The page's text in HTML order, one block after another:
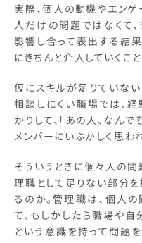
実際、個人の動機やエンゲ
人だけの問題ではなくて
影響し合って表出する結果
にきちんと介入していくこ
仮にスキルが足りていない
相談しにくい職場では、
かりして、「あの人、なん
メンバーにいぶかしく思わ
そういうときに個々人の問
理職として足りない部分を
るのか。管理職は、個人
て、もしかしたら職場や
という意識を持って問題